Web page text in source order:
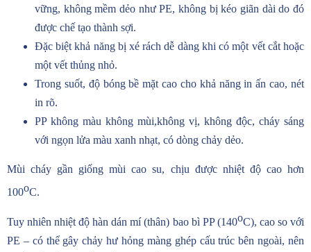
vững, không mềm dẻo như PE, không bị kéo giãn dài do đó
được chế tạo thành sợi.
Đặc biệt khả năng bị xé rách dễ dàng khi có một vết cắt hoặc
một vết thủng nhỏ.
Trong suốt, độ bóng bề mặt cao cho khả năng in ấn cao, nét
in rõ.
PP không màu không mùi,không vị, không độc, cháy sáng
với ngọn lửa màu xanh nhạt, có dòng chảy dẻo.
Mùi cháy gần giống mùi cao su, chịu được nhiệt độ cao hơn
100oC.
Tuy nhiên nhiệt độ hàn dán mí (thân) bao bì PP (140oC), cao so với
PE – có thể gây chảy hư hỏng màng ghép cấu trúc bên ngoài, nên